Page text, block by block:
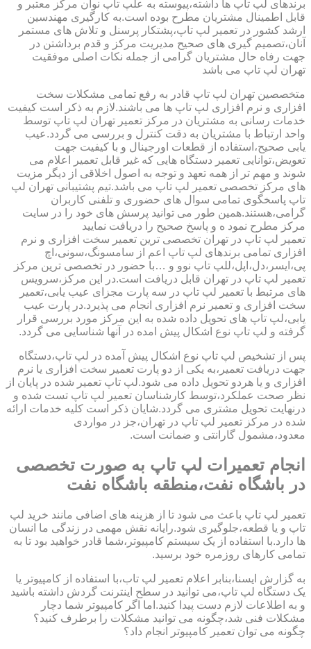
برندهای لپ تاپ ها داشته،پیوسته به علپ تاپ نوان مرکز معتبر و
قابل اطمینال مشتریان مطرح بوده است.به کارگیری مهندسین
ارشد کشور در تعمیر لپ تاپ،پشتکار پرسنل و تلاش های مستمر
آنان،تصمیم گیری های صحیح مدیریت مرکز و قدم برداشتن در
جهت رفاه حال مشتریان گرامی از جمله نکات اصلی موفقیت
تهران لپ تاپ می باشد
متخصصین تهران لپ تاپ قادر به رفع تمامی مشکلات سخت
افزاری و نرم افزاری لپ تاپ ها می باشند.لازم به ذکر است کیفیت
خدمات رسانی به مشتریان در مرکز تعمیر تهران لپ تاپ توسط
واحد ارتباط با مشتریان به دقت کنترل و بررسی می گردد.عیب
یابی صحیح،استفاده از قطعات اورجینال و با کیفیت جهت
تعویض،توانایی تعمیر دستگاه هایی که غیر قابل تعمیر اعلام می
شوند و مهم تر از همه تعهد و توجه به اصول اخلاقی از دیگر مزیت
های مرکز تخصصی تعمیر لپ تاپ می باشد.تیم پشتیبانی تهران لپ
تاپ پاسخگوی تمامی سوال های حضوری و تلفنی کاربران
گرامی،هستند.همین طور می توانید پرسش های خود را در سایت
مرکز مطرح نمود ه و پاسخ صحیح را دریافت نمایید
تعمیر لپ تاپ در تهران تخصصی ترین تعمیر سخت افزاری و نرم
افزاری تمامی برندهای لپ تاپ اعم از سامسونگ،سونی،اچ
پی،ایسر،دل،اپل،للپ تاپ نوو و …با حضور در تخصصی ترین مرکز
تعمیر لپ تاپ در تهران قابل دریافت است.در این مرکز،سرویس
های مرتبط با تعمیر لپ تاپ در سه پارت مجزای عیب یابی،تعمیر
سخت افزاری و تعمیر نرم افزاری انجام می پذیرد.در پارت عیب
یابی،لپ تاپ های تحویل داده شده به این مرکز مورد بررسی قرار
گرفته و لپ تاپ نوع اشکال پیش امده در آنها شناسایی می گردد.
پس از تشخیص لپ تاپ نوع اشکال پیش آمده در لپ تاپ،دستگاه
جهت دریافت تعمیر،به یکی از دو پارت تعمیر سخت افزاری یا نرم
افزاری و یا هردو تحویل داده می شود.لپ تاپ تعمیر شده در پایان از
نظر صحت عملکرد،توسط کارشناسان تعمیر لپ تاپ تست شده و
درنهایت تحویل مشتری می گردد.شایان ذکر است کلیه خدمات ارائه
شده در مرکز تعمیر لپ تاپ در تهران،جز در مواردی
معدود،مشمول گارانتی و ضمانت است.
انجام تعمیرات لپ تاپ به صورت تخصصی
در باشگاه نفت،منطقه باشگاه نفت
تعمیر لپ تاپ باعث می شود تا از هزینه های اضافی مانند خرید لپ
تاپ و یا قطعه،جلوگیری شود.رایانه نقش مهمی در زندگی ما انسان
ها دارد.با استفاده از یک سیستم کامپیوتر،شما قادر خواهید بود تا به
تمامی کارهای روزمره خود برسید.
به گزارش ایسنا،بنابر اعلام تعمیر لپ تاب،با استفاده از کامپیوتر یا
یک دستگاه لپ تاپ،می توانید در سطح اینترنت گردش داشته باشید
و به اطلاعات لازم دست پیدا کنید.اما اگر کامپیوتر شما دچار
مشکلات فنی شد،چگونه می توانید مشکلات را برطرف کنید؟
چگونه می توان تعمیر کامپیوتر انجام داد؟